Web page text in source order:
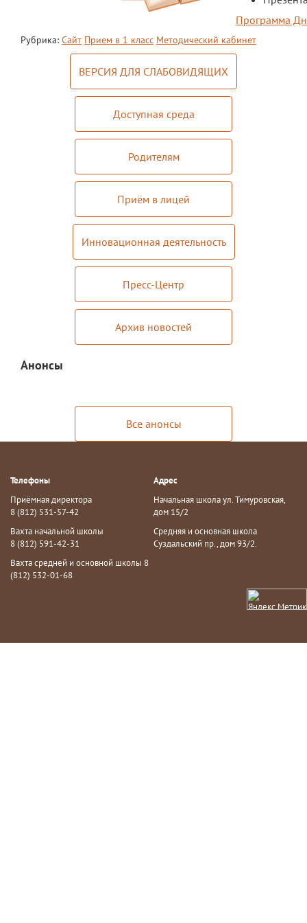
Финансово-хозяйственная деятельность
Вакантные места для приема (перевода)
Стипендия и меры поддержки
Международное сотрудничество
Организация питания в лицее
Визитная карточка
Контакты и местонахождение
Экскурсии по лицею
Материально-техническая база
Платные образовательные услуги
Локальные акты
Предписания органов надзора
Предписания органов надзора
Программа
Рубрика: Сайт Прием в 1 класс Методический кабинет
ВЕРСИЯ ДЛЯ СЛАБОВИДЯЩИХ
Доступная среда
Родителям
Приём в лицей
Инновационная деятельность
Пресс-Центр
Архив новостей
Анонсы
Все анонсы
Телефоны
Приёмная директора
8 (812) 531-57-42
Вахта начальной школы
8 (812) 591-42-31
Вахта средней и основной школы 8
(812) 532-01-68
Адрес
Начальная школа ул. Тимуровская,
дом 15/2
Средняя и основная школа
Суздальский пр., дом 93/2.